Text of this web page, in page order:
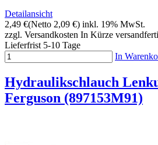
Detailansicht
2,49 €(Netto 2,09 €) inkl. 19% MwSt.
zzgl. Versandkosten In Kürze
Lieferfrist 5-10 Tage
In
Hydraulikschlauch
Ferguson (897153M91)